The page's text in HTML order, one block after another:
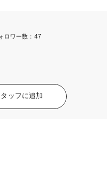
ワー数：47
ッフに追加